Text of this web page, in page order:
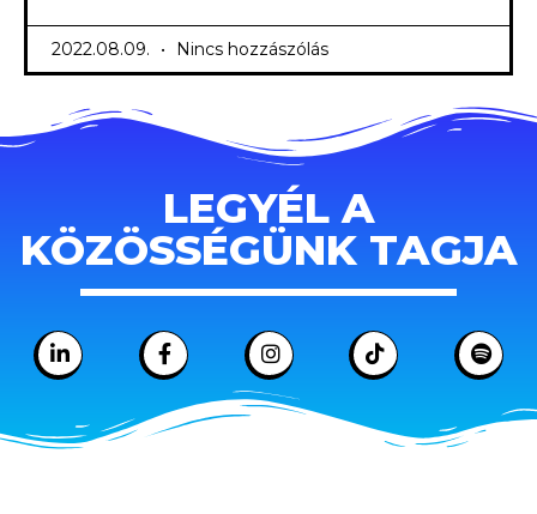
2022.08.09. Nincs hozzászólás
LEGYÉL A
KÖZÖSSÉGÜNK TAGJA